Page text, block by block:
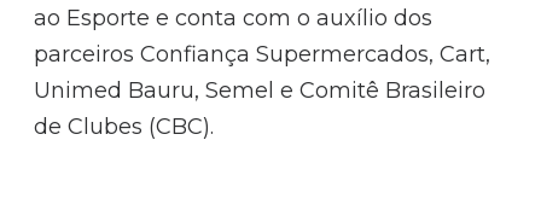
ao Esporte e conta com o auxílio dos
parceiros Confiança Supermercados, Cart,
Unimed Bauru, Semel e Comitê Brasileiro
de Clubes (CBC).